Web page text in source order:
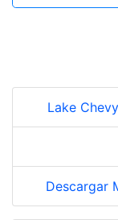
Lake Chevy
Descargar